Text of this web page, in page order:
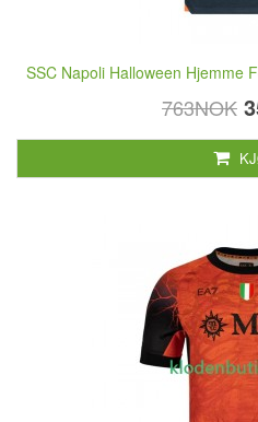
SSC Napoli Halloween Hjemme
763NOK